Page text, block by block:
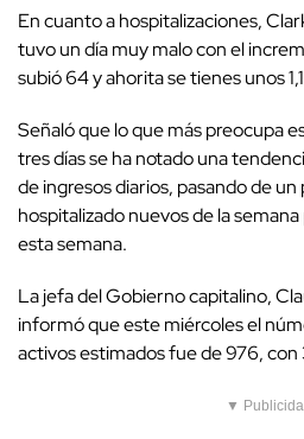
En cuanto a hospitalizaciones,
tuvo un día muy malo con el
subió 64 y ahorita se tienes unos
Señaló que lo que más preocupa
tres días se ha notado una
de ingresos diarios, pasando de
hospitalizado nuevos de la
esta semana.
La jefa del Gobierno capitalino,
informó que este miércoles el
activos estimados fue de 976,
▼